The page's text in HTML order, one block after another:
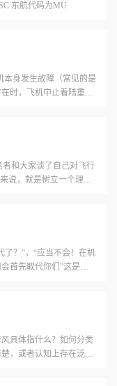
东航代码为MU
时，飞机中止着陆重新
和大家谈了自己对飞行
说，就是树立一个理
了？”，“应当不会！在机
首先取代你们”这是在
具体指什么？如何分类
，或者认知上存在泛概